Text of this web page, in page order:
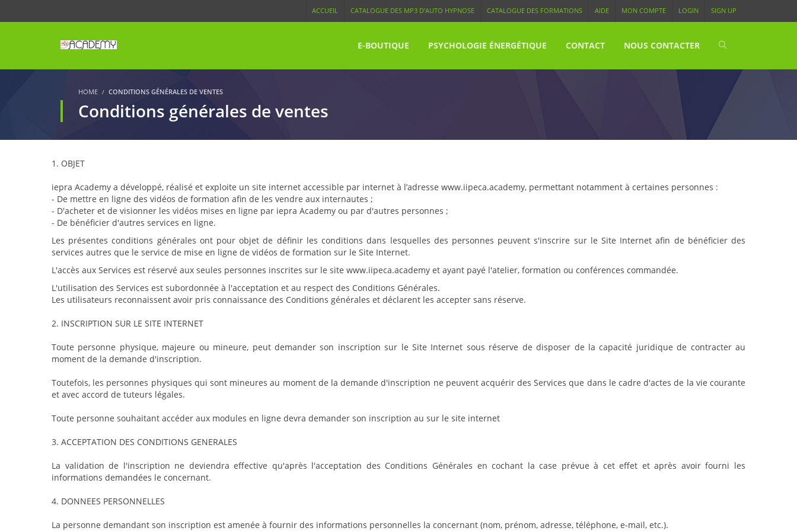
LOGIN SIGN UP
ACCUEIL CATALOGUE DES MP3 D’AUTO HYPNOSE CATALOGUE DES FORMATIONS AIDE MON COMPTE
E-BOUTIQUE PSYCHOLOGIE ÉNERGÉTIQUE CONTACT NOUS CONTACTER
HOME CONDITIONS GÉNÉRALES DE VENTES
Conditions générales de ventes
1. OBJET
iepra Academy a développé, réalisé et exploite un site internet accessible par internet à l’adresse www.iipeca.academy, permettant notamment à certaines personnes :
- De mettre en ligne des vidéos de formation afin de les vendre aux internautes ;
- D'acheter et de visionner les vidéos mises en ligne par iepra Academy ou par d'autres personnes ;
- De bénéficier d'autres services en ligne.
Les présentes conditions générales ont pour objet de définir les conditions dans lesquelles des personnes peuvent s'inscrire sur le Site Internet afin de bénéficier des
services autres que le service de mise en ligne de vidéos de formation sur le Site Internet.
L'accès aux Services est réservé aux seules personnes inscrites sur le site www.iipeca.academy et ayant payé l'atelier, formation ou conférences commandée.
L'utilisation des Services est subordonnée à l'acceptation et au respect des Conditions Générales.
Les utilisateurs reconnaissent avoir pris connaissance des Conditions générales et déclarent les accepter sans réserve.
2. INSCRIPTION SUR LE SITE INTERNET
Toute personne physique, majeure ou mineure, peut demander son inscription sur le Site Internet sous réserve de disposer de la capacité juridique de contracter au
moment de la demande d'inscription.
Toutefois, les personnes physiques qui sont mineures au moment de la demande d'inscription ne peuvent acquérir des Services que dans le cadre d'actes de la vie courante
et avec accord de tuteurs légales.
Toute personne souhaitant accéder aux modules en ligne devra demander son inscription au sur le site internet
3. ACCEPTATION DES CONDITIONS GENERALES
La validation de l'inscription ne deviendra effective qu'après l'acceptation des Conditions Générales en cochant la case prévue à cet effet et après avoir fourni les
informations demandées le concernant.
4. DONNEES PERSONNELLES
La personne demandant son inscription est amenée à fournir des informations personnelles la concernant (nom, prénom, adresse, téléphone, e-mail, etc.).